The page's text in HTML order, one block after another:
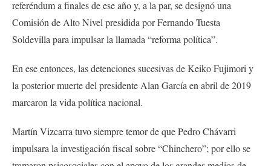
referéndum a finales de ese año y, a la par, se designó una
Comisión de Alto Nivel presidida por Fernando Tuesta
Soldevilla para impulsar la llamada “reforma política”.
En ese entonces, las detenciones sucesivas de Keiko Fujimori y
la posterior muerte del presidente Alan García en abril de 2019
marcaron la vida política nacional.
Martín Vizcarra tuvo siempre temor de que Pedro Chávarri
impulsara la investigación fiscal sobre “Chinchero”; por ello se